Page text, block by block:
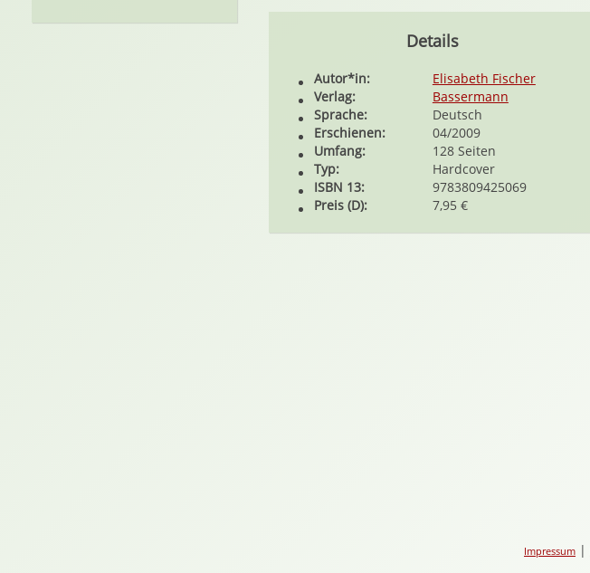
Details
Autor*in:
Elisabeth Fischer
Verlag:
Bassermann
Sprache:
Deutsch
Erschienen:
04/2009
Umfang:
128 Seiten
Typ:
Hardcover
ISBN 13:
9783809425069
Preis (D):
7,95 €
Impressum |